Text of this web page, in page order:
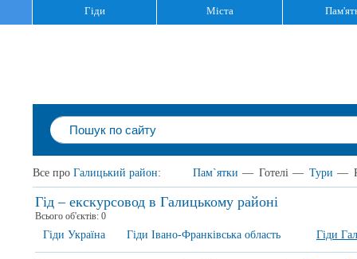
Гіди Міста
Все про Галицький район: Пам`ятки — Готелі — Тури —
Гід – екскурсовод в Галицькому районі
Всього об'єктів: 0
Гіди Україна Гіди Івано-Франківська область Гіди